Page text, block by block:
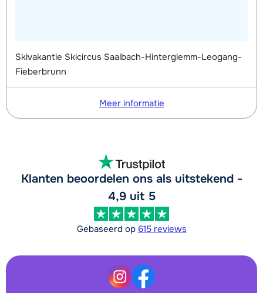
Skivakantie Skicircus Saalbach-Hinterglemm-Leogang-
Fieberbrunn
Meer informatie
Klanten beoordelen ons als uitstekend -
4,9 uit 5
Gebaseerd op 615 reviews